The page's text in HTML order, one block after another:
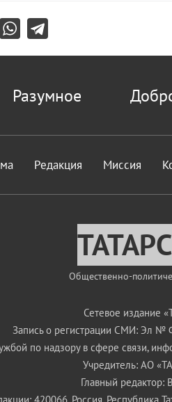
Разумное
Редакция Миссия
Общественно-
Сетевое издание
Запись о регистрации СМИ: Эл №
по надзору в сфере связи,
Учредитель: АО
Главный редактор: